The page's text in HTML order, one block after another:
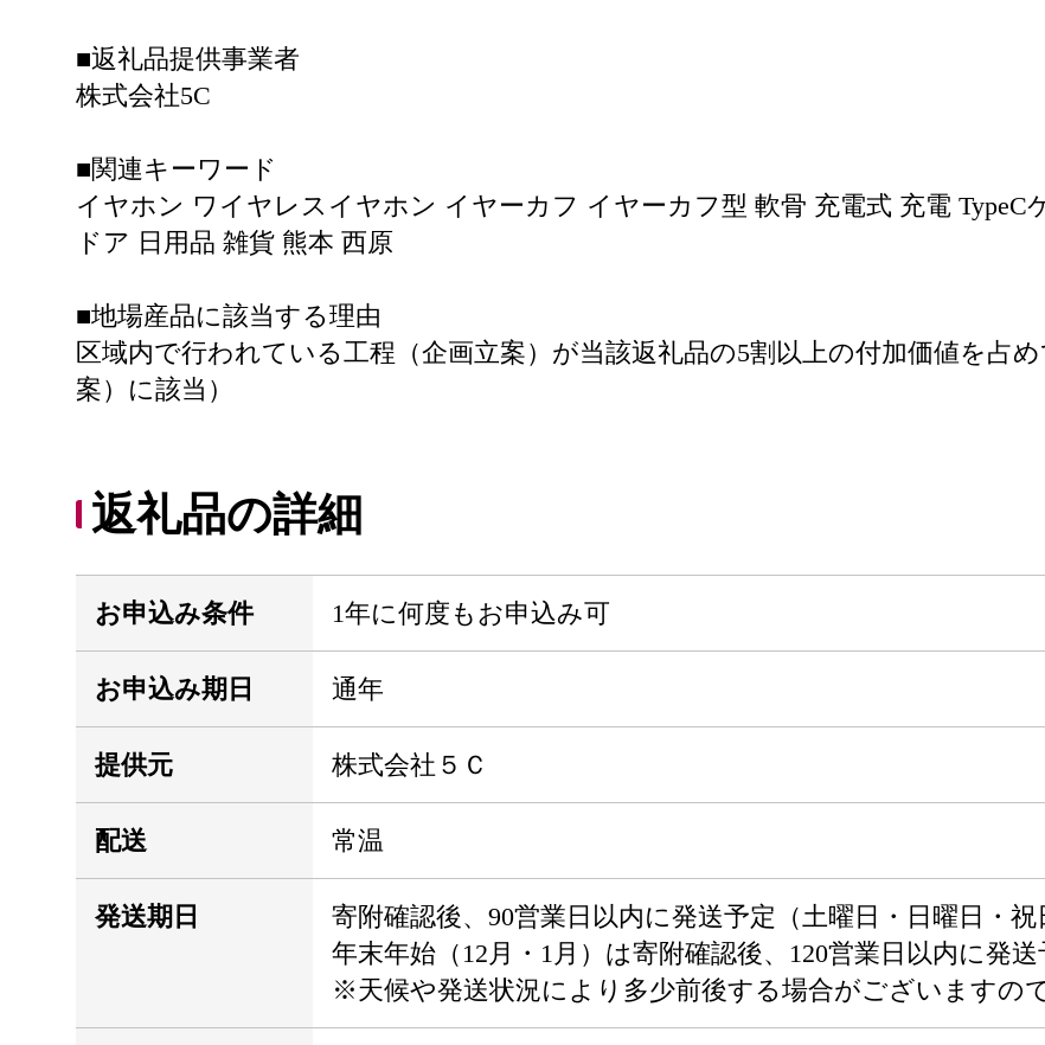
■返礼品提供事業者
株式会社5C
■関連キーワード
イヤホン ワイヤレスイヤホン イヤーカフ イヤーカフ型 軟骨 充電式 充電 TypeC
ドア 日用品 雑貨 熊本 西原
■地場産品に該当する理由
区域内で行われている工程（企画立案）が当該返礼品の5割以上の付加価値を占
案）に該当）
返礼品の詳細
お申込み条件 1年に何度もお申込み可
お申込み期日 通年
提供元 株式会社５Ｃ
配送 常温
発送期日
寄附確認後、90営業日以内に発送予定（土曜日・日曜日・祝
年末年始（12月・1月）は寄附確認後、120営業日以内に発送
※天候や発送状況により多少前後する場合がございますの